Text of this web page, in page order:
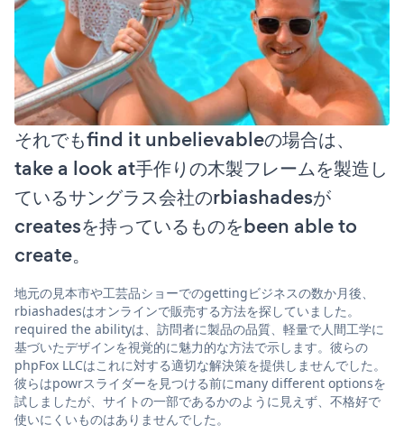
それでもfind it unbelievableの場合は、
take a look at手作りの木製フレームを製造し
ているサングラス会社のrbiashadesが
createsを持っているものをbeen able to
create。
地元の見本市や工芸品ショーでのgettingビジネスの数か月後、
rbiashadesはオンラインで販売する方法を探していました。
required the abilityは、訪問者に製品の品質、軽量で人間工学に
基づいたデザインを視覚的に魅力的な方法で示します。彼らの
phpFox LLCはこれに対する適切な解決策を提供しませんでした。
彼らはpowrスライダーを見つける前にmany different optionsを
試しましたが、サイトの一部であるかのように見えず、不格好で
使いにくいものはありませんでした。